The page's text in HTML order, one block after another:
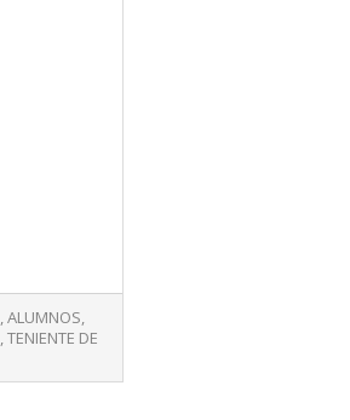
,ALUMNOS,
,TENIENTE DE